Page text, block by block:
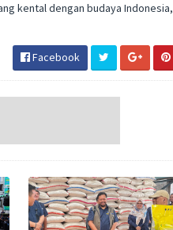
kental dengan budaya Indonesia,
Facebook